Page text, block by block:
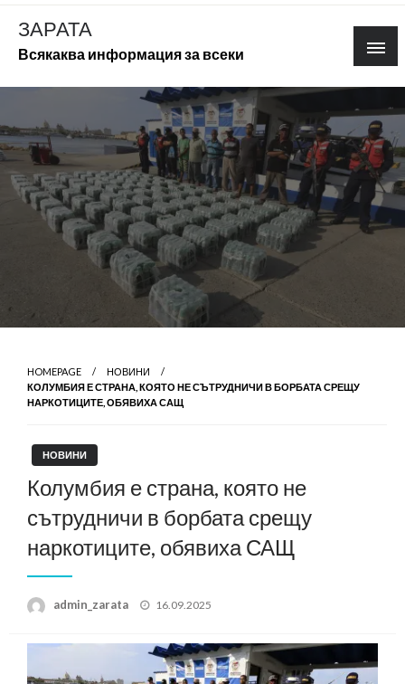
Skip
content
ЗАРАТА
Всякаква информация за всеки
HOMEPAGE
НОВИНИ
КОЛУМБИЯ Е СТРАНА, КОЯТО НЕ СЪТРУДНИЧИ В БОРБАТА СРЕЩУ
НАРКОТИЦИТЕ, ОБЯВИХА САЩ
НОВИНИ
Колумбия е страна, която не
сътрудничи в борбата срещу
наркотиците, обявиха САЩ
admin_zarata
Posted
16.09.2025